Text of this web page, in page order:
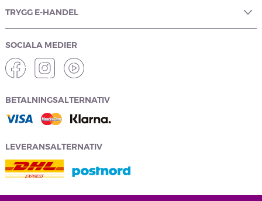
TRYGG E-HANDEL
SOCIALA MEDIER
BETALNINGSALTERNATIV
LEVERANSALTERNATIV